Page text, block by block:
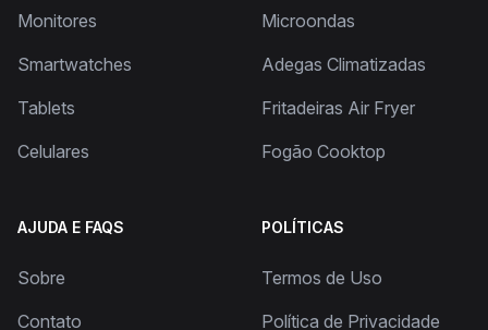
Monitores
Smartwatches
Tablets
Celulares
Microondas
Adegas Climatizadas
Fritadeiras Air Fryer
Fogão Cooktop
AJUDA E FAQS
Sobre
Contato
POLÍTICAS
Termos de Uso
Política de Privacidade